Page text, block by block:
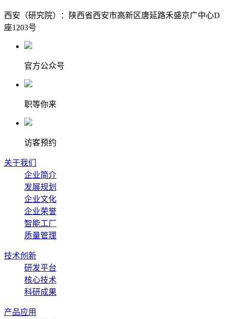
西安（研究院）：陕西省西安市高新区唐延路禾盛京广中心D
座1203号
官方公众号
职等你来
访客预约
关于我们
企业简介
发展规划
企业文化
企业荣誉
智能工厂
质量管理
技术创新
研发平台
核心技术
科研成果
产品应用